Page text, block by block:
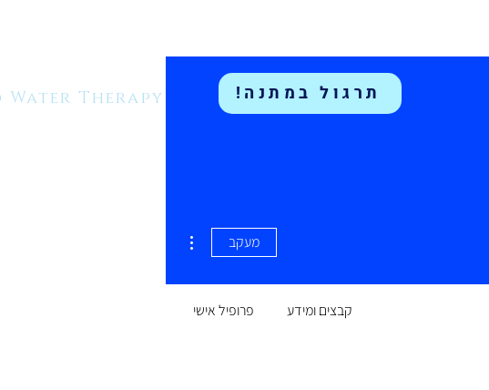
Water Therapy תרגול במתנה!
מעקב
פרופיל אישי קבצים ומידע